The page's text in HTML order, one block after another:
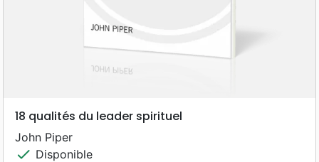
18 qualités du leader spirituel
John Piper
check Disponible